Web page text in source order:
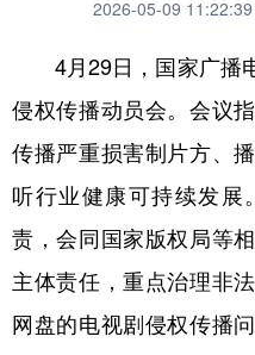
科技 科创
文化 书画
法律 中央文件
食品 人居
学术中国 乡村振兴
2026-05-09 11:22:39
4月29日，国家广播
侵权传播动员会。会议
传播严重损害制片方、
听行业健康可持续发展
责，会同国家版权局等
主体责任，重点治理非
网盘的电视剧侵权传播